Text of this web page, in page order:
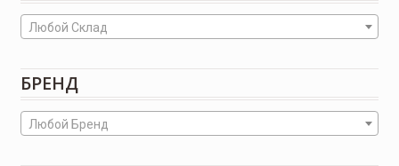
Любой Склад
БРЕНД
Любой Бренд